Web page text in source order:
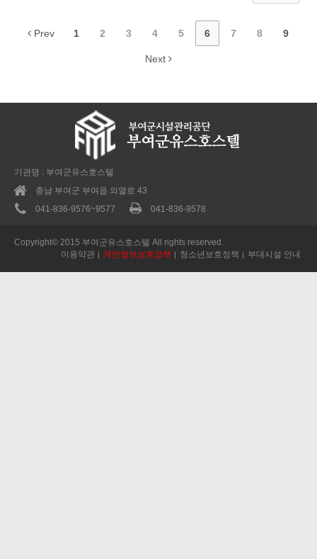
Prev 1 2 3 4 5 6 7 8 9
Next
기관명 : 부여군유스호스텔
충남 부여군 부여읍 의열로 43
041-836-9576~9577
041-836-9578
Copyright© 2015 부여군유스호스텔 All rights reserved.
이용약관
개인정보보호정책 청소년보호정책 부대시설 안내